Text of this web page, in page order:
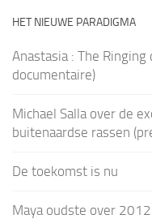
HET NIEUWE PARADIGMA
Anastasia : The
documentaire)
Michael Salla over de
buitenaardse rassen
De toekomst is nu
Maya oudste over 2012